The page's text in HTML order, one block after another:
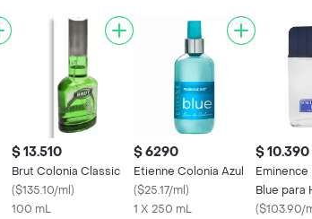
$ 13.510
Brut Colonia Classic
($135.10/ml)
100 mL
$ 6290
Etienne Colonia Azul
($25.17/ml)
1 X 250 mL
$ 10.390
Eminence
Blue para
($103.90/